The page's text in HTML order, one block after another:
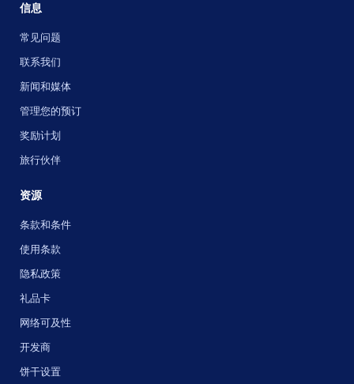
信息
常见问题
联系我们
新闻和媒体
管理您的预订
奖励计划
旅行伙伴
资源
条款和条件
使用条款
隐私政策
礼品卡
网络可及性
开发商
饼干设置